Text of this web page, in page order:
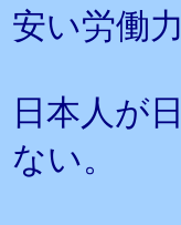
安い労働
日本人が
ない。